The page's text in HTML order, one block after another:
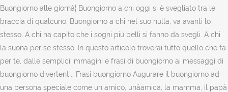
Buongiorno alle giornâ¦ Buongiorno a chi oggi si è svegliato tra le
braccia di qualcuno. Buongiorno a chi nel suo nulla, va avanti lo
stesso. A chi ha capito che i sogni più belli si fanno da svegli. A chi
la suona per se stesso. In questo articolo troverai tutto quello che fa
per te, dalle semplici immagini e frasi di buongiorno ai messaggi di
buongiorno divertenti.. Frasi buongiorno Augurare il buongiorno ad
una persona speciale come un amico, unâamica, la mamma, il papà